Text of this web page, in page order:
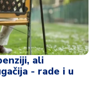
ali
- rade i u